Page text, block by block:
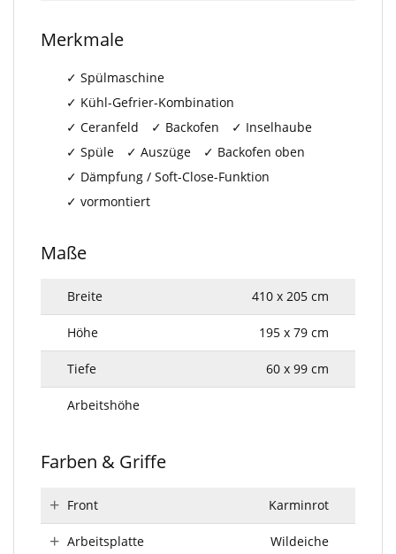
Merkmale
Spülmaschine
Kühl-Gefrier-Kombination
Ceranfeld
Backofen
Inselhaube
Spüle
Auszüge
Backofen oben
Dämpfung / Soft-Close-Funktion
vormontiert
Maße
Breite 410 x 205 cm
Höhe 195 x 79 cm
Tiefe 60 x 99 cm
Arbeitshöhe
Farben & Griffe
Front Karminrot
Arbeitsplatte Wildeiche